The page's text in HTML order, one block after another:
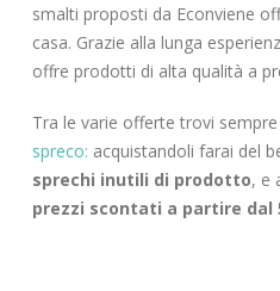
smalti proposti da Econviene
casa. Grazie alla lunga
offre prodotti di alta qualità a
Tra le varie offerte trovi
spreco: acquistandoli farai del
sprechi inutili di prodotto, e
prezzi scontati a partire dal